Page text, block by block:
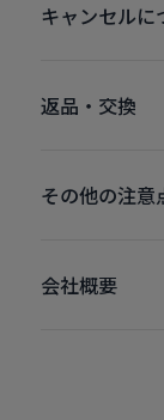
キャンセルに
返品・交換
その他の注意
会社概要